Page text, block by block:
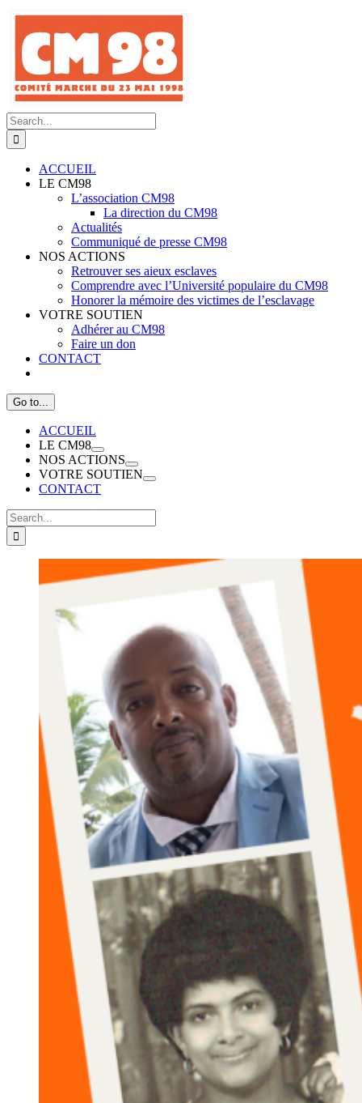
Skip
content
Search
for:
ACCUEIL
LE CM98
L’association CM98
La direction du CM98
Actualités
Communiqué de presse CM98
NOS ACTIONS
Retrouver ses aieux esclaves
Comprendre avec l’Université populaire du CM98
Honorer la mémoire des victimes de l’esclavage
VOTRE SOUTIEN
Adhérer au CM98
Faire un don
CONTACT
Go to...
ACCUEIL
LE CM98
NOS ACTIONS
VOTRE SOUTIEN
CONTACT
Search
for:
Larger